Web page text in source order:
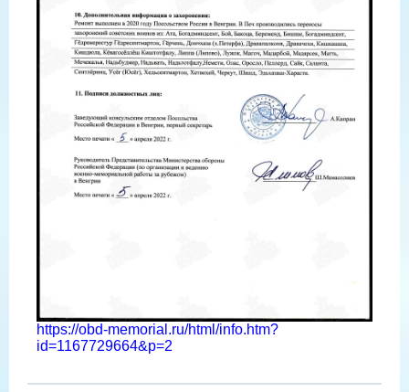
https://obd-memorial.ru/html/info.htm?
id=1167729664&p=2